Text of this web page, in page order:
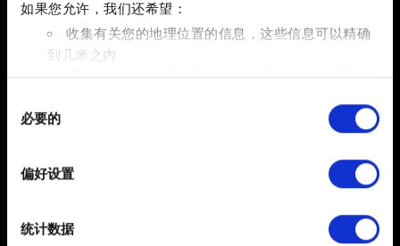
如果您允许，我们还希望：
收集有关您的地理位置的信息，这些信息可以精确
到几米之内
通过主动扫描特定特征（指纹）来识别您的设备
查找有关您的个人数据如何处理的更多信息，
并设置您的首选项。您可随时从Cookie声明中更改或撤回
部分需要使用 Cookies 的是为了让网站功能可用，而另一
馈，以便网站将更好地服务于您。例如帮助我们在社交媒
必要的
偏好设置
统计数据
戏进度。
4. 在设备的“设置”应用中清除 Google Play 服务和 Google
步：
https://support.google.com/googleplay/answer/9037938?
5. 确认完成以上步骤后，重新安装《巫师之昆特牌》。